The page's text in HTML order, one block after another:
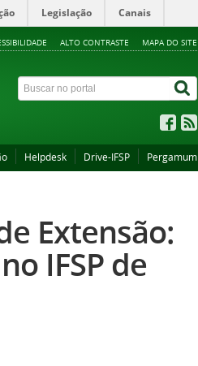
Legislação Canais
ALTO CONTRASTE MAPA DO SITE
Helpdesk Drive-IFSP Pergamum
Extensão:
IFSP de